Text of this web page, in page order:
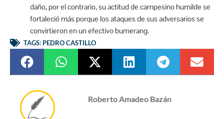
daño, por el contrario, su actitud de campesino humilde se
fortaleció más porque los ataques de sus adversarios se
convirtieron en un efectivo bumerang.
TAGS: PEDRO CASTILLO
Roberto Amadeo Bazán